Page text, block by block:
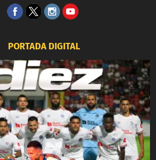
PORTADA DIGITAL